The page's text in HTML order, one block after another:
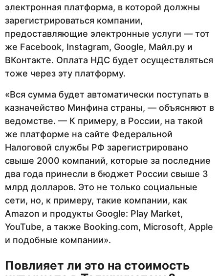
электронная платформа, в которой должны
зарегистрироваться компании,
предоставляющие электронные услуги — тот
же Facebook, Instagram, Google, Майл.ру и
ВКонтакте. Оплата НДС будет осуществляться
тоже через эту платформу.
«Вся сумма будет автоматически поступать в
казначейство Минфина страны, — объясняют в
ведомстве. — К примеру, в России, на такой
же платформе на сайте Федеральной
Налоговой службы РФ зарегистрировано
свыше 2000 компаний, которые за последние
два года принесли в бюджет России свыше 3
млрд долларов. Это не только социальные
сети, но, к примеру, такие компании, как
Amazon и продукты Google: Play Market,
YouTube, а также Booking.com, Microsoft, Apple
и подобные компании».
Повлияет ли это на стоимость